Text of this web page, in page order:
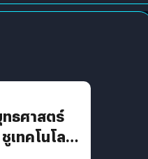
ทธศาสตร์
เทคโนโลยี